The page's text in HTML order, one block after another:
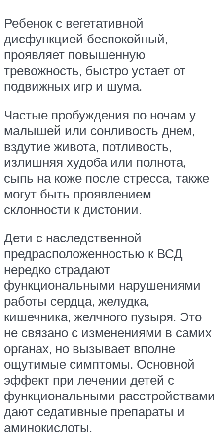
Ребенок с вегетативной
дисфункцией беспокойный,
проявляет повышенную
тревожность, быстро устает от
подвижных игр и шума.
Частые пробуждения по ночам у
малышей или сонливость днем,
вздутие живота, потливость,
излишняя худоба или полнота,
сыпь на коже после стресса, также
могут быть проявлением
склонности к дистонии.
Дети с наследственной
предрасположенностью к ВСД
нередко страдают
функциональными нарушениями
работы сердца, желудка,
кишечника, желчного пузыря. Это
не связано с изменениями в самих
органах, но вызывает вполне
ощутимые симптомы. Основной
эффект при лечении детей с
функциональными расстройствами
дают седативные препараты и
аминокислоты.